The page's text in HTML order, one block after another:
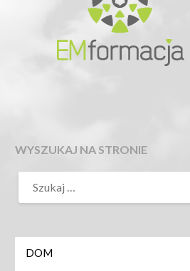
WYSZUKAJ NA STRONIE
DOM